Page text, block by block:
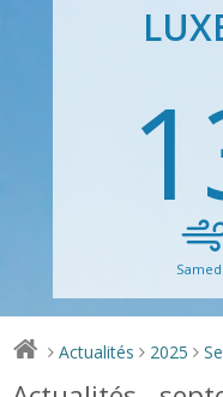
> Actualités > 2025 >